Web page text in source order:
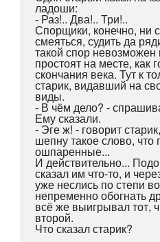
ладоши:
- Раз!.. Два!.. Три!..
Спорщики, конечно, ни
смеяться, судить да
такой спор невозможен
простоят на месте, как
скончания века. Тут к
старик, видавший на
виды.
- В чём дело? -
Ему сказали.
- Эге ж! - говорит
шепну такое слово, что
ошпаренные...
И действительно...
сказал им что-то, и
уже неслись по степи
непременно обогнать
всё же выигрывал тот,
второй.
Что сказал старик?